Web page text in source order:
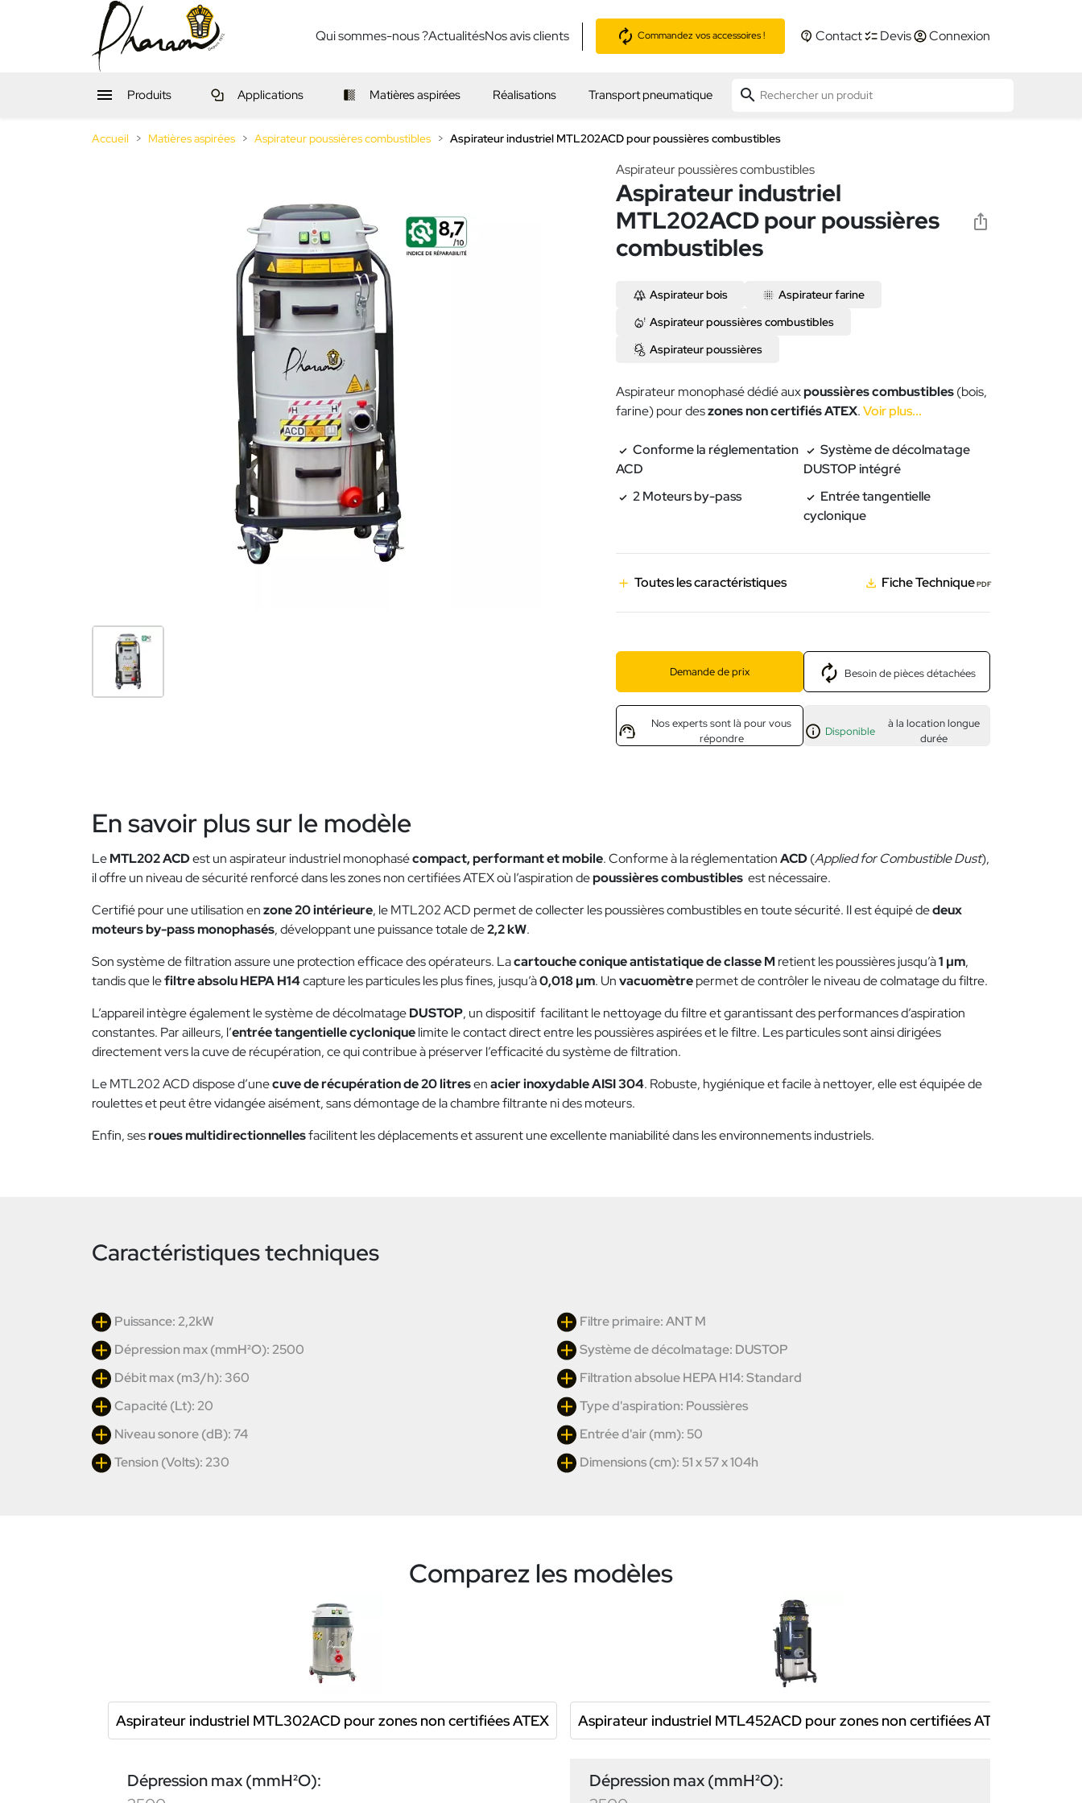
Qui sommes-nous ?ActualitésNos avis clients Commandez vos accessoires ! Contact Devis Connexion
 Produits Applications Matières aspirées Réalisations Transport pneumatique search
Accueil Matières aspirées Aspirateur poussières combustibles Aspirateur industriel MTL202ACD pour poussières combustibles
Aspirateur poussières combustibles
Aspirateur industriel
MTL202ACD pour poussières
combustibles
Aspirateur bois
Aspirateur farine
Aspirateur poussières combustibles
Aspirateur poussières
Aspirateur monophasé dédié auxpoussières combustibles(bois,
farine) pour deszones non certifiés ATEX.Voir plus...
Conforme la réglementation
ACD
Système de décolmatage
DUSTOP intégré
2 Moteurs by-pass
Entrée tangentielle
cyclonique
Toutes les caractéristiques Fiche TechniquePDF
Demande de prix Besoin de pièces détachées
Nos experts sont là pour vous
répondre
Disponible
à la location longue
durée
En savoir plus sur le modèle
LeMTL202 ACDest un aspirateur industriel monophasécompact, performant et mobile. Conforme à la réglementationACD(Applied for Combustible Dust),
il offre un niveau de sécurité renforcé dans les zones non certifiées ATEX où l’aspiration depoussières combustibles est nécessaire.
Certifié pour une utilisation enzone 20 intérieure, le MTL202 ACD permet de collecter les poussières combustibles en toute sécurité. Il est équipé dedeux
moteurs by-pass monophasés, développant une puissance totale de2,2 kW.
Son système de filtration assure une protection efficace des opérateurs. Lacartouche conique antistatique de classe Mretient les poussières jusqu’à1 µm,
tandis que lefiltre absolu HEPA H14capture les particules les plus fines, jusqu’à0,018 µm. Unvacuomètrepermet de contrôler le niveau de colmatage du filtre.
L’appareil intègre également le système de décolmatageDUSTOP, un dispositif facilitant le nettoyage du filtre et garantissant des performances d’aspiration
constantes. Par ailleurs, l’entrée tangentielle cycloniquelimite le contact direct entre les poussières aspirées et le filtre. Les particules sont ainsi dirigées
directement vers la cuve de récupération, ce qui contribue à préserver l’efficacité du système de filtration.
Le MTL202 ACD dispose d’unecuve de récupération de 20 litresenacier inoxydable AISI 304. Robuste, hygiénique et facile à nettoyer, elle est équipée de
roulettes et peut être vidangée aisément, sans démontage de la chambre filtrante ni des moteurs.
Enfin, sesroues multidirectionnellesfacilitent les déplacements et assurent une excellente maniabilité dans les environnements industriels.
Caractéristiques techniques
Puissance: 2,2kW
Dépression max (mmH²O): 2500
Débit max (m3/h): 360
Capacité (Lt): 20
Niveau sonore (dB): 74
Tension (Volts): 230
Filtre primaire: ANT M
Système de décolmatage: DUSTOP
Filtration absolue HEPA H14: Standard
Type d'aspiration: Poussières
Entrée d'air (mm): 50
Dimensions (cm): 51 x 57 x 104h
Comparez les modèles
Aspirateur industriel MTL302ACD pour zones non certifiées ATEX
Dépression max (mmH²O):
Aspirateur industriel MTL452ACD pour zones non certifiées ATEX
Dépression max (mmH²O):